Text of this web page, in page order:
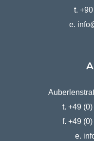
t.
e.
t. +49
f. +49
e.